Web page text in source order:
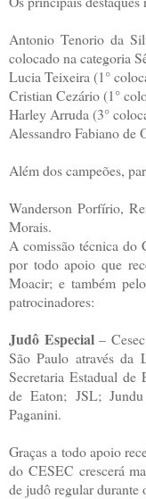
Antonio Tenorio da
colocado na categoria
Lucia Teixeira (1°
Cristian Cezário (1°
Harley Arruda (3°
Alessandro Fabiano de
Além dos campeões,
Wanderson Porfírio,
Morais.
A comissão técnica do
por todo apoio que
Moacir; e também
patrocinadores:
Judô Especial–
São Paulo através da
Secretaria Estadual
de Eaton; JSL;
Paganini.
Graças a todo apoio
do CESEC crescerá
de judô regular durante